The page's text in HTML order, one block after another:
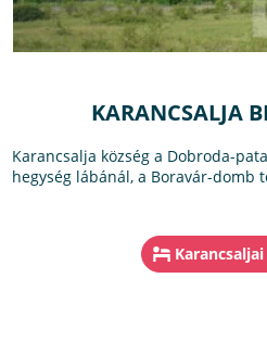
KARANCSALJA
Karancsalja község a Dobroda-
hegység lábánál, a Boravár-domb